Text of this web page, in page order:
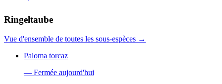
Ringeltaube
Vue d'ensemble de toutes les sous-espèces →
Paloma torcaz
— Fermée aujourd'hui